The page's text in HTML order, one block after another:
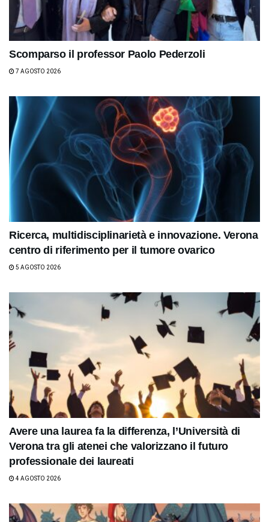
Scomparso il professor Paolo Pederzoli
7 AGOSTO 2026
Ricerca, multidisciplinarietà e innovazione. Verona
centro di riferimento per il tumore ovarico
5 AGOSTO 2026
Avere una laurea fa la differenza, l’Università di
Verona tra gli atenei che valorizzano il futuro
professionale dei laureati
4 AGOSTO 2026